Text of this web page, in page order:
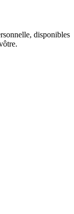
disponibles